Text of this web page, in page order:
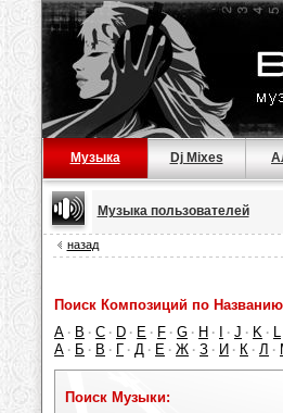
Музыка Dj Mixes
Музыка пользователей
назад
Поиск Композиций по
A · B · C · D · E · F · G · H · · J · K · L
А · Б · В · Г · Д · Е · Ж · З · И · К · Л ·
Поиск Музыки: